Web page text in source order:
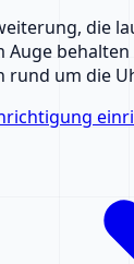
die
Auge
um die